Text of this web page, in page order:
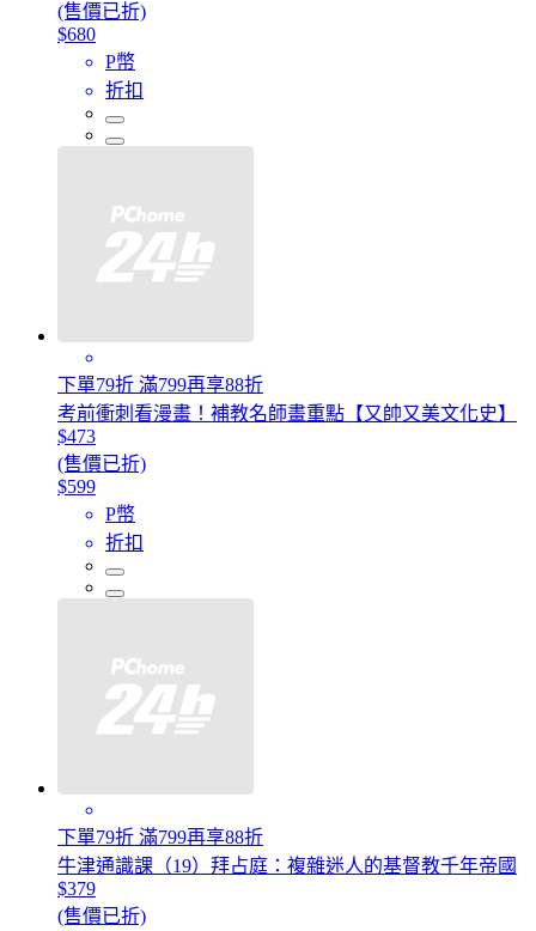
(售價已折)
$680
P幣
折扣
下單79折 滿799再享88折
考前衝刺看漫畫！補教名師畫重點【又帥又美文化史】
$473
(售價已折)
$599
P幣
折扣
下單79折 滿799再享88折
牛津通識課（19）拜占庭：複雜迷人的基督教千年帝國
$379
(售價已折)